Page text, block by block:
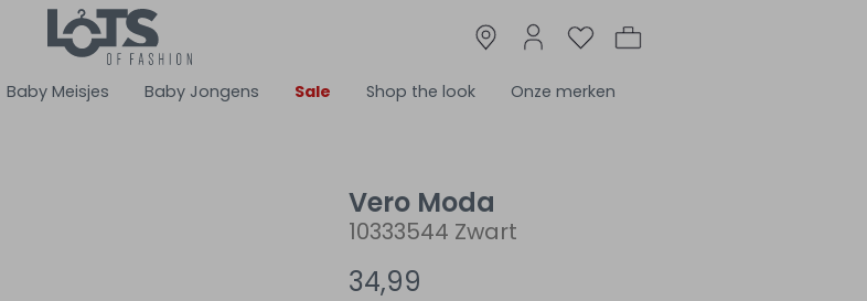
Baby Meisjes Baby Jongens Sale Shop the look Onze merken
Vero Moda
10333544 Zwart
34,99